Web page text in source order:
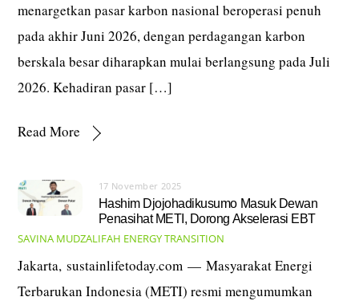
menargetkan pasar karbon nasional beroperasi penuh
pada akhir Juni 2026, dengan perdagangan karbon
berskala besar diharapkan mulai berlangsung pada Juli
2026. Kehadiran pasar […]
Read More
17 November 2025
Hashim Djojohadikusumo Masuk Dewan
Penasihat METI, Dorong Akselerasi EBT
SAVINA MUDZALIFAH ENERGY TRANSITION
Jakarta, sustainlifetoday.com — Masyarakat Energi
Terbarukan Indonesia (METI) resmi mengumumkan